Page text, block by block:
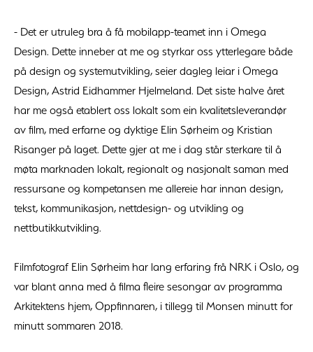
- Det er utruleg bra å få mobilapp-teamet inn i Omega
Design. Dette inneber at me og styrkar oss ytterlegare både
på design og systemutvikling, seier dagleg leiar i Omega
Design, Astrid Eidhammer Hjelmeland. Det siste halve året
har me også etablert oss lokalt som ein kvalitetsleverandør
av film, med erfarne og dyktige Elin Sørheim og Kristian
Risanger på laget. Dette gjer at me i dag står sterkare til å
møta marknaden lokalt, regionalt og nasjonalt saman med
ressursane og kompetansen me allereie har innan design,
tekst, kommunikasjon, nettdesign- og utvikling og
nettbutikkutvikling.
Filmfotograf Elin Sørheim har lang erfaring frå NRK i Oslo, og
var blant anna med å filma fleire sesongar av programma
Arkitektens hjem, Oppfinnaren, i tillegg til Monsen minutt for
minutt sommaren 2018.